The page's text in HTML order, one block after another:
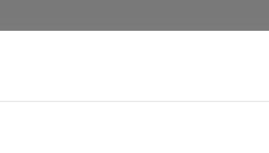
belges ?